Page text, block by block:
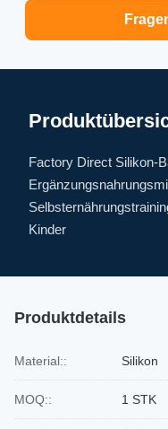
Factory Direct Silikon-
Kinder
Produktdetails
Material:: Silikon
MOQ:: 1 STK